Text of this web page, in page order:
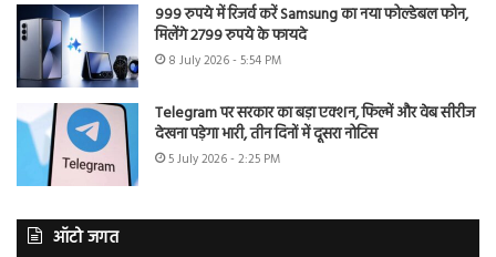
999 रुपये में रिजर्व करें Samsung का नया फोल्डेबल फोन,
मिलेंगे 2799 रुपये के फायदे
8 July 2026 - 5:54 PM
Telegram पर सरकार का बड़ा एक्शन, फिल्में और वेब सीरीज
देखना पड़ेगा भारी, तीन दिनों में दूसरा नोटिस
5 July 2026 - 2:25 PM
ऑटो जगत